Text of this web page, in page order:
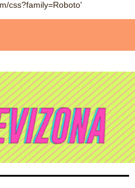
css?family=Roboto'